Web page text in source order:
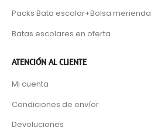
Packs Bata escolar+Bolsa merienda
Batas escolares en oferta
ATENCIÓN AL CLIENTE
Mi cuenta
Condiciones de envíor
Devoluciones